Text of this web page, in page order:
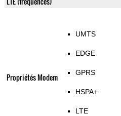
Propriétés Modem
UMTS
EDGE
GPRS
HSPA+
LTE